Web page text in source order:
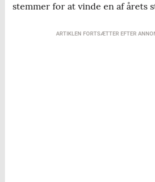
stemmer for at vinde en af årets
ARTIKLEN FORTSÆTTER EFTER